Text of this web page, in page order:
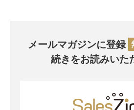
メールマガジンに登録
続きをお読みいた